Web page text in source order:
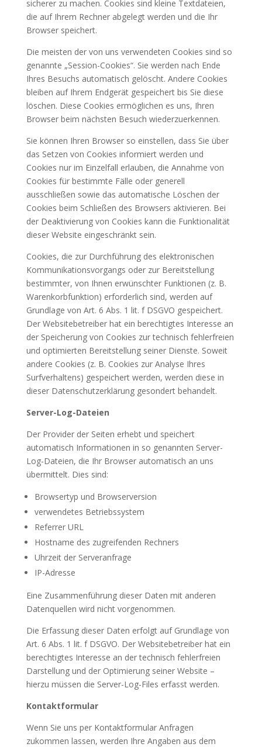
sicherer zu machen. Cookies sind kleine Textdateien,
die auf Ihrem Rechner abgelegt werden und die Ihr
Browser speichert.
Die meisten der von uns verwendeten Cookies sind so
genannte „Session-Cookies“. Sie werden nach Ende
Ihres Besuchs automatisch gelöscht. Andere Cookies
bleiben auf Ihrem Endgerät gespeichert bis Sie diese
löschen. Diese Cookies ermöglichen es uns, Ihren
Browser beim nächsten Besuch wiederzuerkennen.
Sie können Ihren Browser so einstellen, dass Sie über
das Setzen von Cookies informiert werden und
Cookies nur im Einzelfall erlauben, die Annahme von
Cookies für bestimmte Fälle oder generell
ausschließen sowie das automatische Löschen der
Cookies beim Schließen des Browsers aktivieren. Bei
der Deaktivierung von Cookies kann die Funktionalität
dieser Website eingeschränkt sein.
Cookies, die zur Durchführung des elektronischen
Kommunikationsvorgangs oder zur Bereitstellung
bestimmter, von Ihnen erwünschter Funktionen (z. B.
Warenkorbfunktion) erforderlich sind, werden auf
Grundlage von Art. 6 Abs. 1 lit. f DSGVO gespeichert.
Der Websitebetreiber hat ein berechtigtes Interesse an
der Speicherung von Cookies zur technisch fehlerfreien
und optimierten Bereitstellung seiner Dienste. Soweit
andere Cookies (z. B. Cookies zur Analyse Ihres
Surfverhaltens) gespeichert werden, werden diese in
dieser Datenschutzerklärung gesondert behandelt.
Server-Log-Dateien
Der Provider der Seiten erhebt und speichert
automatisch Informationen in so genannten Server-
Log-Dateien, die Ihr Browser automatisch an uns
übermittelt. Dies sind:
Browsertyp und Browserversion
verwendetes Betriebssystem
Referrer URL
Hostname des zugreifenden Rechners
Uhrzeit der Serveranfrage
IP-Adresse
Eine Zusammenführung dieser Daten mit anderen
Datenquellen wird nicht vorgenommen.
Die Erfassung dieser Daten erfolgt auf Grundlage von
Art. 6 Abs. 1 lit. f DSGVO. Der Websitebetreiber hat ein
berechtigtes Interesse an der technisch fehlerfreien
Darstellung und der Optimierung seiner Website –
hierzu müssen die Server-Log-Files erfasst werden.
Kontaktformular
Wenn Sie uns per Kontaktformular Anfragen
zukommen lassen, werden Ihre Angaben aus dem